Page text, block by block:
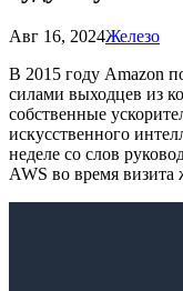
Авг 16, 2024Железо
В 2015 году Amazon
силами выходцев из
собственные
искусственного
неделе со слов
AWS во время визита